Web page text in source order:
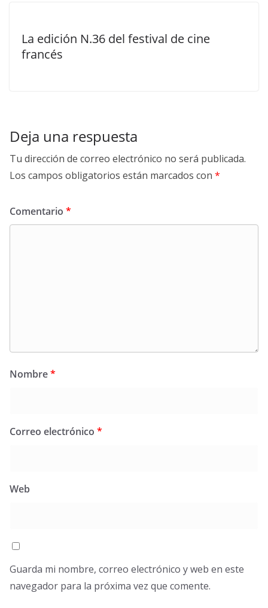
La edición N.36 del festival de cine
francés
Deja una respuesta
Tu dirección de correo electrónico no será publicada.
Los campos obligatorios están marcados con *
Comentario *
Nombre*
Correo electrónico *
Web
Guarda mi nombre, correo electrónico y web en este
navegador para la próxima vez que comente.